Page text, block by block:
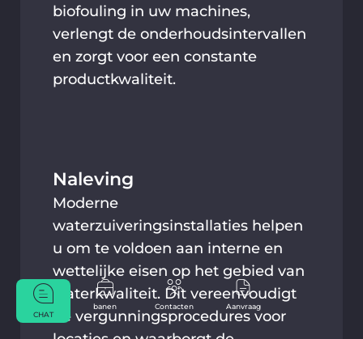
banen Contacten
Aanvraag
CHAT
biofouling in uw machines,
verlengt de onderhoudsintervallen
en zorgt voor een constante
productkwaliteit.
Naleving
Moderne
waterzuiveringsinstallaties helpen
u om te voldoen aan interne en
wettelijke eisen op het gebied van
waterkwaliteit. Dit vereenvoudigt
de vergunningsprocedures voor